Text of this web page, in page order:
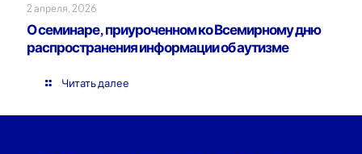
2 апреля, 2026
О семинаре, приуроченном ко Всемирному дню
распространения информации об аутизме
Читать далее